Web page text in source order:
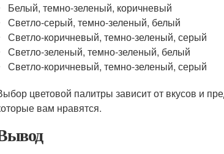
Белый, темно-зеленый, коричневый
Светло-серый, темно-зеленый, белый
Светло-коричневый, темно-зеленый, серый
Светло-зеленый, темно-зеленый, белый
Светло-коричневый, темно-зеленый, серый
цветовой палитры зависит от вкусов и
вам нравятся.